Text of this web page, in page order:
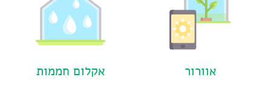
אוורור אקלום חממות